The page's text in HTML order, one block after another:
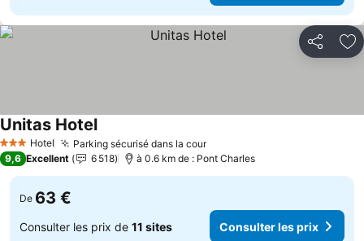
Partager
3 ÉtoilesHotel Parking sécurisé dans la courConsulter les prix
Unitas HotelConsulter les prix
9,6 Excellent 6 518 à 0.6 km de : Pont Charles
De 63 €
Consulter les prix de 11 sites Consulter les prix